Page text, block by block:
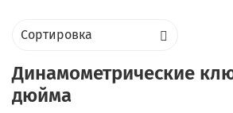
Динамометрические
дюйма